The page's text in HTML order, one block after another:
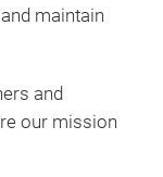
maintain
and
our mission